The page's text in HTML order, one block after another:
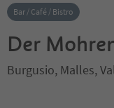
Bar / Café / Bistro
Der
Burgusio, Malles,